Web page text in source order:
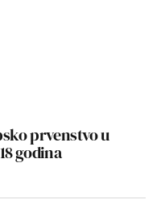
prvenstvo u
godina